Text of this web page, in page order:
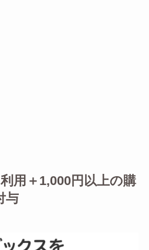
用＋1,000円以上の購
与